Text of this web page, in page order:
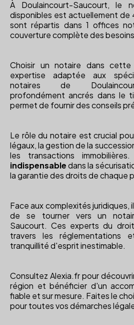
À Doulaincourt-Saucourt, le
disponibles est actuellement de
sont répartis dans 1 offices
couverture complète des
Choisir un notaire dans
expertise adaptée aux
notaires de
profondément ancrés dans le
permet de fournir des conseils
Le rôle du notaire est crucial
légaux, la gestion de la
les transactions
indispensabledans la
la garantie des droits de chaque
Face aux complexités juridiques,
de se tourner vers un
Saucourt. Ces experts du
travers les réglementations
tranquillité d'esprit inestimable.
Consultez Alexia.fr pour
région et bénéficier d'un
fiable et sur mesure. Faites le
pour toutes vos démarches